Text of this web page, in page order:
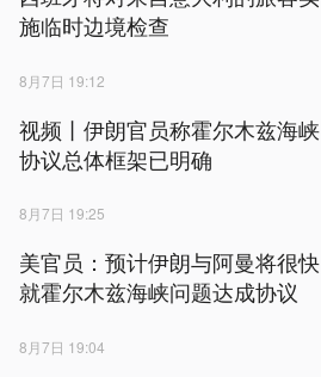
施临时边境检查
8月7日 19:12
视频丨伊朗官员称霍尔木兹海峡
协议总体框架已明确
8月7日 19:25
美官员：预计伊朗与阿曼将很快
就霍尔木兹海峡问题达成协议
8月7日 19:04